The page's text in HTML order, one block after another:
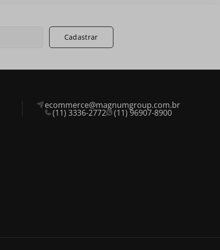
Cadastrar
ecommerce@magnumgroup.com.br
(11) 3336-2772 (11) 96907-8900